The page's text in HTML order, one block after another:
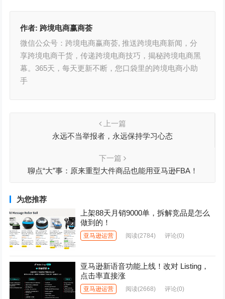
作者: 跨境电商赢商荟
微信公众号：跨境电商赢商荟, 推送跨境电商新闻，分
享跨境电商干货，传递跨境电商技巧，揭秘跨境电商黑
幕。365天，每天更新不断，您口袋里的跨境电商小助
手
上一篇
永远不当举报者，永远保持学习心态
下一篇
聊点“大”事：原来重型大件商品也能用亚马逊FBA！
为您推荐
上架88天月销9000单，拆解竞品是怎么
做到的！
亚马逊运营 阅读(2784) 评论(0)
亚马逊新语音功能上线！改对 Listing，
点击率直接涨
亚马逊运营 阅读(2668) 评论(0)